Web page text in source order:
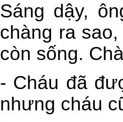
Sáng dậy,
chàng ra
còn sống.
- Cháu đã
nhưng cháu